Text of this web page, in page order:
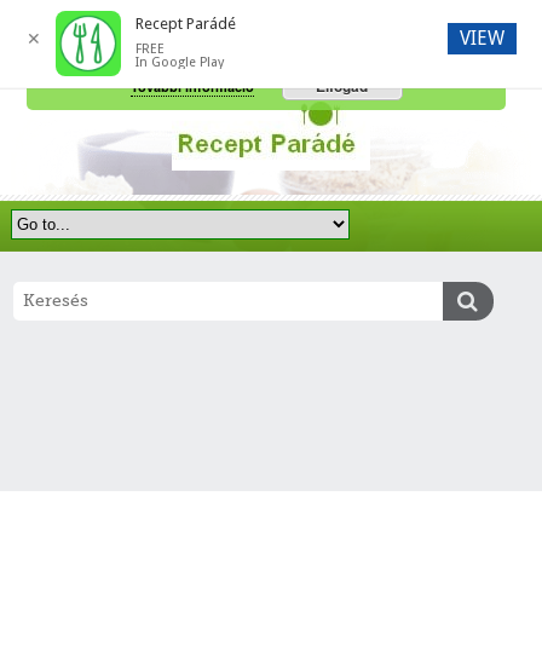
A honlap további használatához a sütik használatát el kell fogadni.
További információ
Elfogad
✕
Recept Parádé
FREE
In Google Play
VIEW